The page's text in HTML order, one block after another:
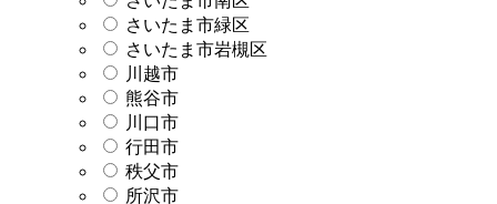
さいたま市緑区
さいたま市岩槻区
川越市
熊谷市
川口市
行田市
秩父市
所沢市